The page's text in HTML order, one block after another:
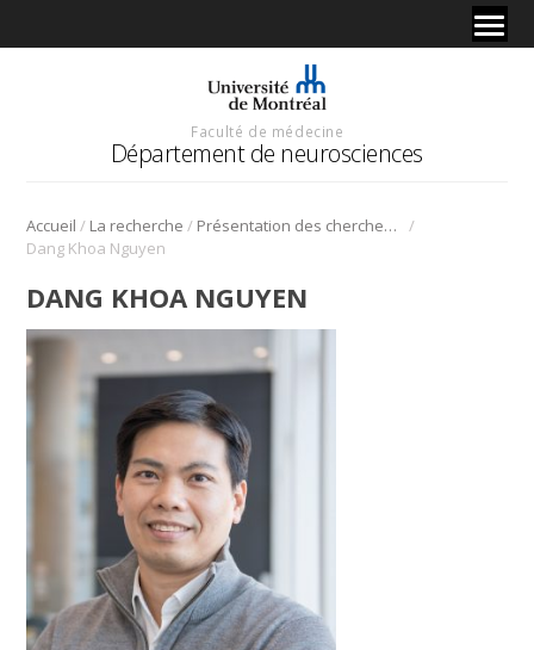
Faculté de médecine
Département de neurosciences
Accueil / La recherche / Présentation des chercheurs et de leur discipline
/
Dang Khoa Nguyen
DANG KHOA NGUYEN